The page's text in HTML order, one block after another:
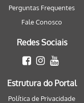
Perguntas Frequentes
Fale Conosco
Redes Sociais
Estrutura do Portal
Política de Privacidade